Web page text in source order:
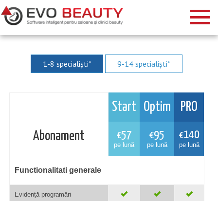
1-8 specialiști* 9-14 specialiști*
Abonament
Start Optim PRO
€57
pe lună
€95
pe lună
€140
pe lună
Functionalitati generale
Evidență programări